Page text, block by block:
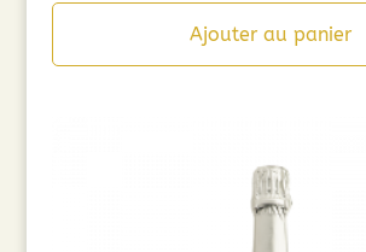
Ajouter au panier